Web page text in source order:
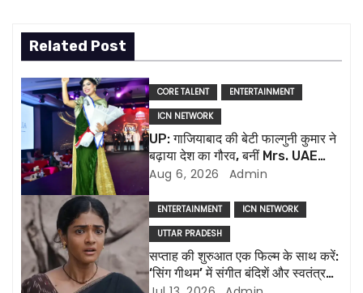
n
a
v
i
g
a
t
i
Related Post
CORE TALENT
ENTERTAINMENT
ICN NETWORK
UP: गाजियाबाद की बेटी फाल्गुनी कुमार ने
बढ़ाया देश का गौरव, बनीं Mrs. UAE
International 2026
Aug 6, 2026 Admin
ENTERTAINMENT
ICN NETWORK
UTTAR PRADESH
सप्ताह की शुरुआत एक फिल्म के साथ करें:
‘सिंग गीथम’ में संगीत बंदिशें और स्वतंत्रता